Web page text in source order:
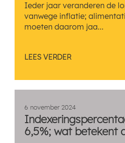
Ieder jaar veranderen de
vanwege inflatie;
moeten daarom jaa...
LEES VERDER
6 november 2024
6,5%; wat betekent